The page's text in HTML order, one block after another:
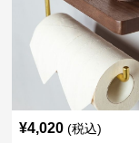
¥4,020 (税込)